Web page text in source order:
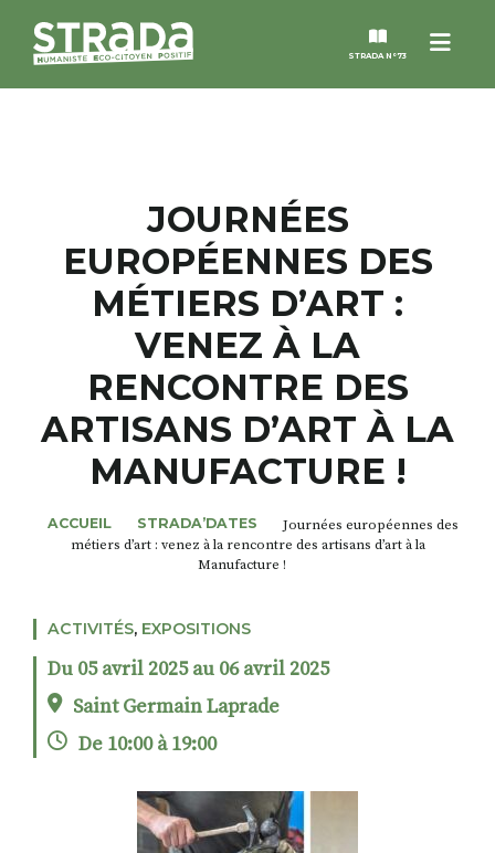
Menu
STRADA N°73
MAGAZINES
NOS THÈMES
STRADA’DATES
ALTER STRADA
ROSÉE DE MAI
JOURNÉES
EUROPÉENNES DES
MÉTIERS D’ART :
VENEZ À LA
RENCONTRE DES
ARTISANS D’ART À LA
MANUFACTURE !
ACCUEIL STRADA’DATES
Journées européennes des
métiers d’art : venez à la rencontre des artisans d’art à la
Manufacture !
ACTIVITÉS, EXPOSITIONS
Du 05 avril 2025 au 06 avril 2025
Saint Germain Laprade
De 10:00 à 19:00